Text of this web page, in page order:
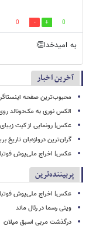
0
0
به امیدخدا👏
آخرین اخبار
محبوب‌ترین صفحه
الکس نوری به مک‌دونالد
عکس| رونمایی از کیت
گران‌ترین دروازه‌بان تاریخ
عکس| اخراج ملی‌پوش فوتبال
پربیننده‌ترین
عکس| اخراج ملی‌پوش فوتبال
وینی رسما در رئال ماند
درگذشت مربی اسبق میلان